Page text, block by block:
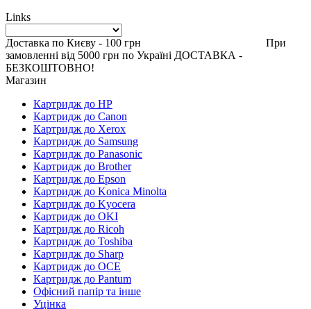
Links
Доставка по Києву - 100 грн При
замовленні від 5000 грн по Україні ДОСТАВКА -
БЕЗКОШТОВНО!
Магазин
Картридж до HP
Картридж до Canon
Картридж до Xerox
Картридж до Samsung
Картридж до Panasonic
Картридж до Brother
Картридж до Epson
Картридж до Konica Minolta
Картридж до Kyocera
Картридж до OKI
Картридж до Ricoh
Картридж до Toshiba
Картридж до Sharp
Картридж до OCE
Картридж до Pantum
Офісний папір та інше
Уцінка